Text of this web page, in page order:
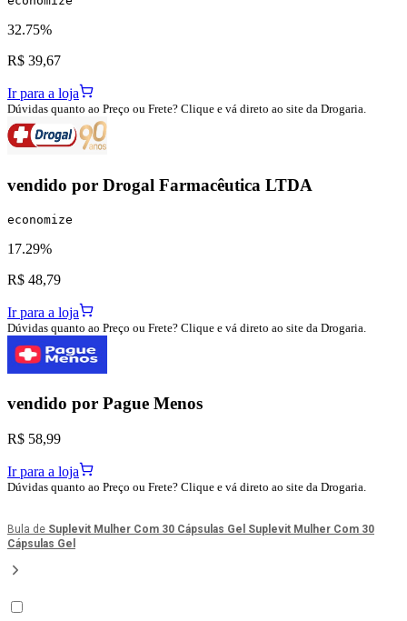
32.75%
R$ 39,67
Ir para a loja
Dúvidas quanto ao Preço ou Frete? Clique e vá direto ao site da Drogaria.
vendido por Drogal Farmacêutica LTDA
economize
17.29%
R$ 48,79
Ir para a loja
Dúvidas quanto ao Preço ou Frete? Clique e vá direto ao site da Drogaria.
vendido por Pague Menos
R$ 58,99
Ir para a loja
Dúvidas quanto ao Preço ou Frete? Clique e vá direto ao site da Drogaria.
Bula de Suplevit Mulher Com 30 Cápsulas Gel Suplevit Mulher Com 30
Cápsulas Gel